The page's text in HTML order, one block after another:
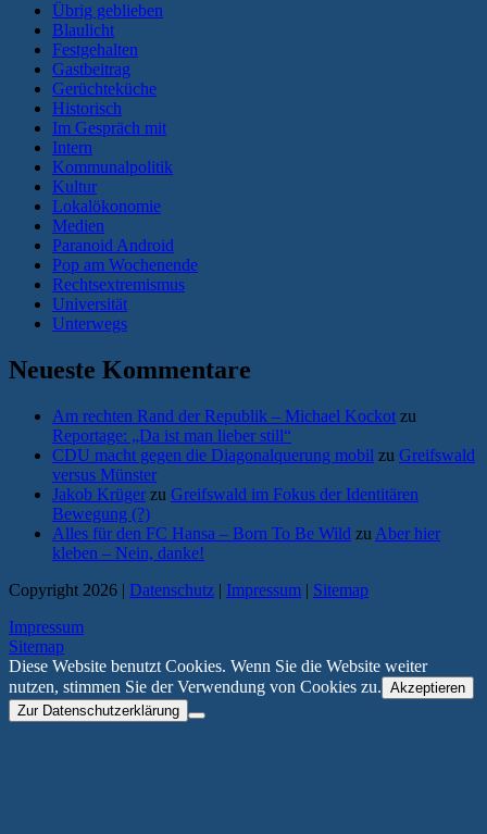
Übrig geblieben
Blaulicht
Festgehalten
Gastbeitrag
Gerüchteküche
Historisch
Im Gespräch mit
Intern
Kommunalpolitik
Kultur
Lokalökonomie
Medien
Paranoid Android
Pop am Wochenende
Rechtsextremismus
Universität
Unterwegs
Neueste Kommentare
Am rechten Rand der Republik – Michael Kockot zu
Reportage: „Da ist man lieber still“
CDU macht gegen die Diagonalquerung mobil zu Greifswald
versus Münster
Jakob Krüger zu Greifswald im Fokus der Identitären
Bewegung (?)
Alles für den FC Hansa – Born To Be Wild zu Aber hier
kleben – Nein, danke!
Copyright 2026 | Datenschutz | Impressum | Sitemap
Impressum
Sitemap
Diese Website benutzt Cookies. Wenn Sie die Website weiter
nutzen, stimmen Sie der Verwendung von Cookies zu. Akzeptieren
Zur Datenschutzerklärung